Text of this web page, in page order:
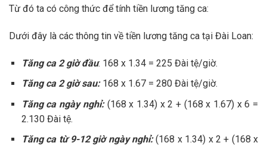
Từ đó ta có công thức để tính tiền lương tăng ca:
Dưới đây là các thông tin về tiền lương tăng ca tại Đài Loan:
Tăng ca 2 giờ đầu: 168 x 1.34 = 225 Đài tệ/giờ.
Tăng ca 2 giờ sau: 168 x 1.67 = 280 Đài tệ/giờ.
Tăng ca ngày nghỉ:(168 x 1.34) x 2 + (168 x 1.67) x 6 =
2.130 Đài tệ.
Tăng ca từ 9-12 giờ ngày nghỉ: (168 x 1.34) x 2 + (168 x